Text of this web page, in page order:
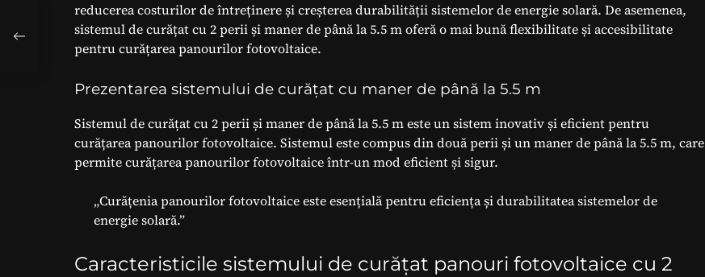
reducerea costurilor de întreținere și creșterea durabilității sistemelor de energie solară. De asemenea,
sistemul de curățat cu 2 perii și maner de până la 5.5 m oferă o mai bună flexibilitate și accesibilitate
pentru curățarea panourilor fotovoltaice.
Prezentarea sistemului de curățat cu maner de până la 5.5 m
Sistemul de curățat cu 2 perii și maner de până la 5.5 m este un sistem inovativ și eficient pentru
curățarea panourilor fotovoltaice. Sistemul este compus din două perii și un maner de până la 5.5 m, care
permite curățarea panourilor fotovoltaice într-un mod eficient și sigur.
„Curățenia panourilor fotovoltaice este esențială pentru eficiența și durabilitatea sistemelor de
energie solară.”
Caracteristicile sistemului de curățat panouri fotovoltaice cu 2